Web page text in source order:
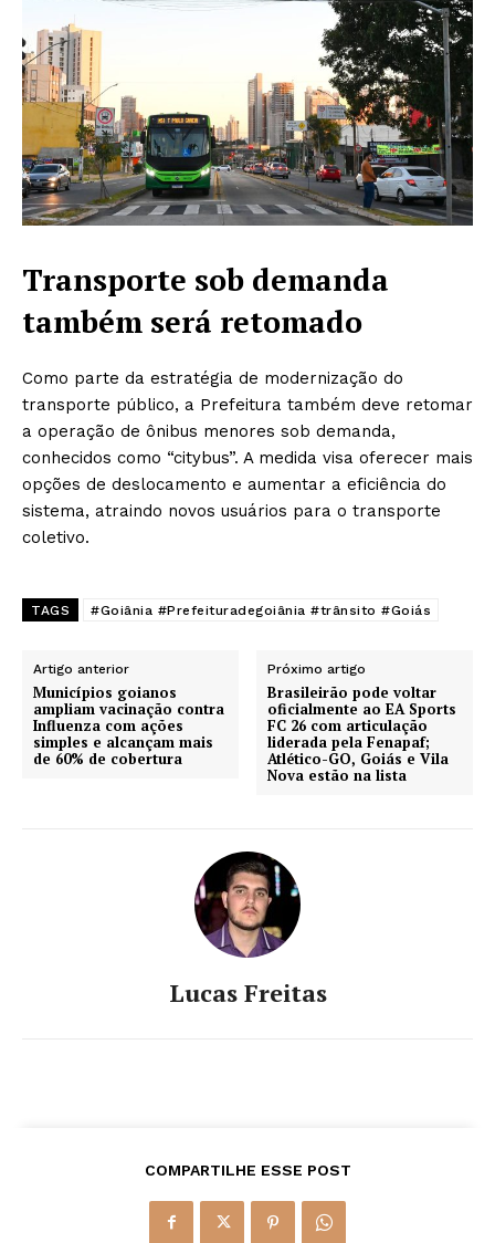
Transporte sob demanda
também será retomado
Como parte da estratégia de modernização do
transporte público, a Prefeitura também deve retomar
a operação de ônibus menores sob demanda,
conhecidos como “citybus”. A medida visa oferecer mais
opções de deslocamento e aumentar a eficiência do
sistema, atraindo novos usuários para o transporte
coletivo.
TAGS #Goiânia #Prefeituradegoiânia #trânsito #Goiás
Artigo anterior
Municípios goianos
ampliam vacinação contra
Influenza com ações
simples e alcançam mais
de 60% de cobertura
Próximo artigo
Brasileirão pode voltar
oficialmente ao EA Sports
FC 26 com articulação
liderada pela Fenapaf;
Atlético-GO, Goiás e Vila
Nova estão na lista
Lucas Freitas
COMPARTILHE ESSE POST